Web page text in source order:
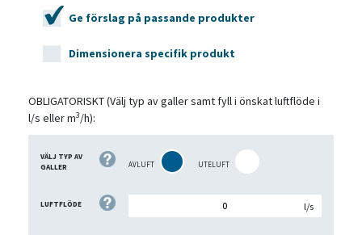
Ge förslag på passande produkter
Dimensionera specifik produkt
OBLIGATORISKT(Välj typ av galler samt fyll i önskat luftflöde i
l/s eller m3/h):
VÄLJ TYP AV
GALLER
AVLUFT UTELUFT
LUFTFLÖDE l/s